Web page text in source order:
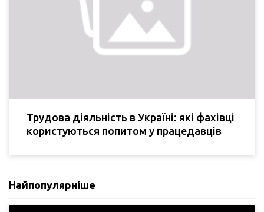
Трудова діяльність в Україні: які фахівці
користуються попитом у працедавців
Найпопулярніше